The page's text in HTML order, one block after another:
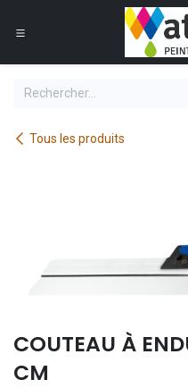
Se rendre au contenu
Tous les produits
COUTEAU À
CM